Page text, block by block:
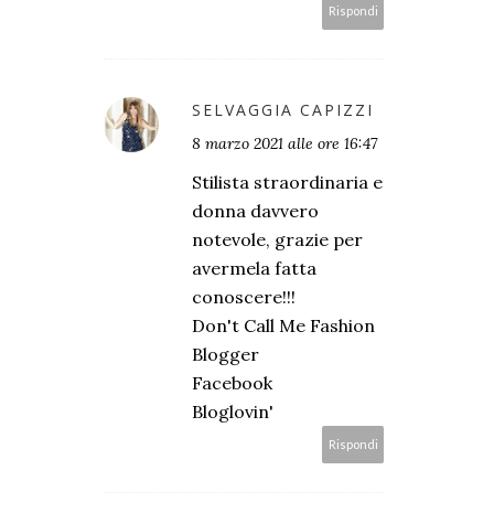
Rispondi
SELVAGGIA CAPIZZI
8 marzo 2021 alle ore 16:47
Stilista straordinaria e
donna davvero
notevole, grazie per
avermela fatta
conoscere!!!
Don't Call Me Fashion
Blogger
Facebook
Bloglovin'
Rispondi